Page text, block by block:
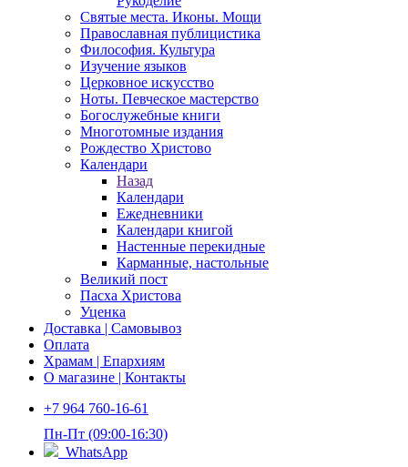
Святые места. Иконы. Мощи
Православная публицистика
Философия. Культура
Изучение языков
Церковное искусство
Ноты. Певческое мастерство
Богослужебные книги
Многотомные издания
Рождество Христово
Календари
Назад
Календари
Ежедневники
Календари книгой
Настенные перекидные
Карманные, настольные
Великий пост
Пасха Христова
Уценка
Доставка | Самовывоз
Оплата
Храмам | Епархиям
О магазине | Контакты
+7 964 760-16-61
Пн-Пт (09:00-16:30)
WhatsApp